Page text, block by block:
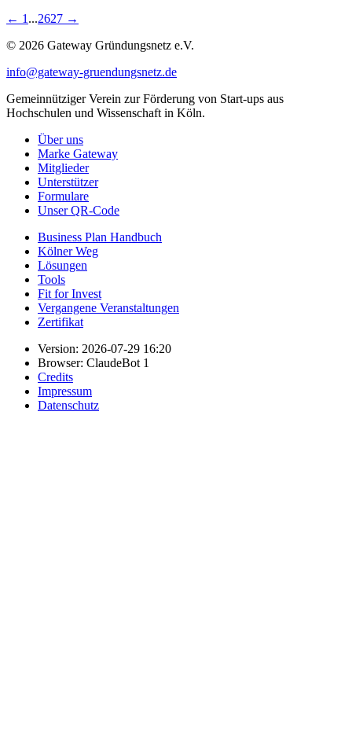
← 1...2627 →
© 2026 Gateway Gründungsnetz e.V.
info@gateway-gruendungsnetz.de
Gemeinnütziger Verein zur Förderung von Start-ups aus
Hochschulen und Wissenschaft in Köln.
Über uns
Marke Gateway
Mitglieder
Unterstützer
Formulare
Unser QR-Code
Business Plan Handbuch
Kölner Weg
Lösungen
Tools
Fit for Invest
Vergangene Veranstaltungen
Zertifikat
Version: 2026-07-29 16:20
Browser: ClaudeBot 1
Credits
Impressum
Datenschutz